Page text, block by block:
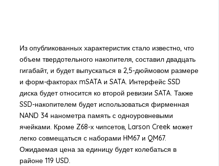
Из опубликованных характеристик стало известно, что
объем твердотельного накопителя, составил двадцать
гигабайт, и будет выпускаться в 2,5-дюймовом размере
и форм-факторах mSATA и SATA. Интерфейс SSD
диска будет относится ко второй ревизии SATA. Также
SSD-накопителем будет использоваться фирменная
NAND 34 нанометра память с одноуровневыми
ячейками. Кроме Z68-х чипсетов, Larson Creek может
легко совмещаться с наборами HM67 и QM67.
Ожидаемая цена за единицу будет колебаться в
районе 119 USD.